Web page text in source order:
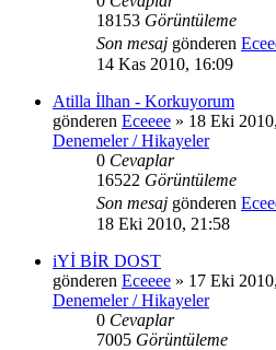
18153 Görüntüleme
Son mesaj gönderen
14 Kas 2010, 16:09
Atilla İlhan - Korkuyorum
gönderen Eceeee » 18 Eki
Denemeler / Hikayeler
0 Cevaplar
16522 Görüntüleme
Son mesaj gönderen
18 Eki 2010, 21:58
iYİ BİR DOST
gönderen Eceeee » 17 Eki
Denemeler / Hikayeler
0 Cevaplar
7005 Görüntüleme